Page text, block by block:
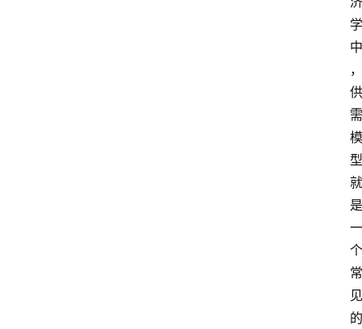
学
中
，
供
需
模
型
就
是
一
个
常
见
的